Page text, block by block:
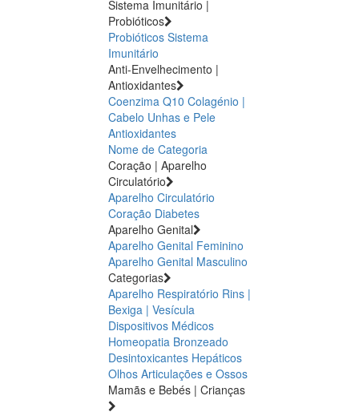
Sistema Imunitário |
Probióticos
Probióticos Sistema
Imunitário
Anti-Envelhecimento |
Antioxidantes
Coenzima Q10 Colagénio |
Cabelo Unhas e Pele
Antioxidantes
Nome de Categoria
Coração | Aparelho
Circulatório
Aparelho Circulatório
Coração Diabetes
Aparelho Genital
Aparelho Genital Feminino
Aparelho Genital Masculino
Categorias
Aparelho Respiratório Rins |
Bexiga | Vesícula
Dispositivos Médicos
Homeopatia Bronzeado
Desintoxicantes Hepáticos
Olhos Articulações e Ossos
Mamãs e Bebés | Crianças